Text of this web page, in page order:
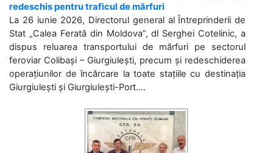
redeschis pentru traficul de mărfuri
La 26 iunie 2026, Directorul general al Întreprinderii de
Stat „Calea Ferată din Moldova”, dl Serghei Cotelinic, a
dispus reluarea transportului de mărfuri pe sectorul
feroviar Colibași – Giurgiulești, precum și redeschiderea
operațiunilor de încărcare la toate stațiile cu destinația
Giurgiulești și Giurgiulești-Port....